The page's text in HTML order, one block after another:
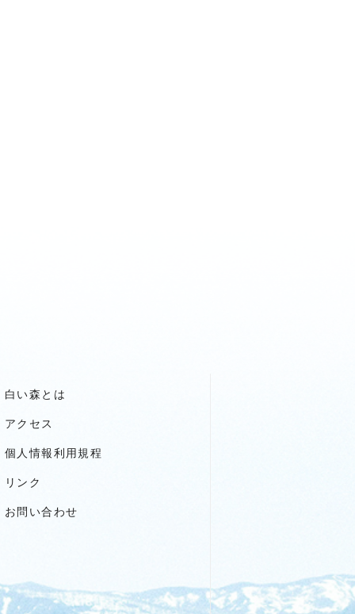
白い森とは
アクセス
個人情報利用規程
リンク
お問い合わせ